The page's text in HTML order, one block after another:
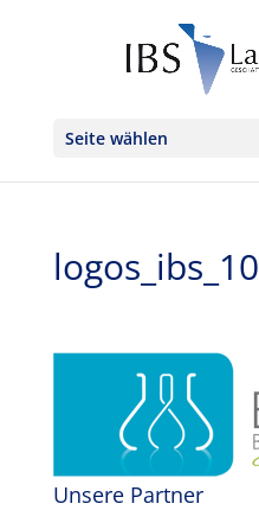
Seite wählen
logos_ibs_10
Unsere Partner